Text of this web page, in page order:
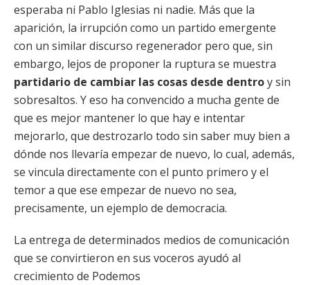
esperaba ni Pablo Iglesias ni nadie. Más que la
aparición, la irrupción como un partido emergente
con un similar discurso regenerador pero que, sin
embargo, lejos de proponer la ruptura se muestra
partidario de cambiar las cosas desde dentroy sin
sobresaltos. Y eso ha convencido a mucha gente de
que es mejor mantener lo que hay e intentar
mejorarlo, que destrozarlo todo sin saber muy bien a
dónde nos llevaría empezar de nuevo, lo cual, además,
se vincula directamente con el punto primero y el
temor a que ese empezar de nuevo no sea,
precisamente, un ejemplo de democracia.
La entrega de determinados medios de comunicación
que se convirtieron en sus voceros ayudó al
crecimiento de Podemos